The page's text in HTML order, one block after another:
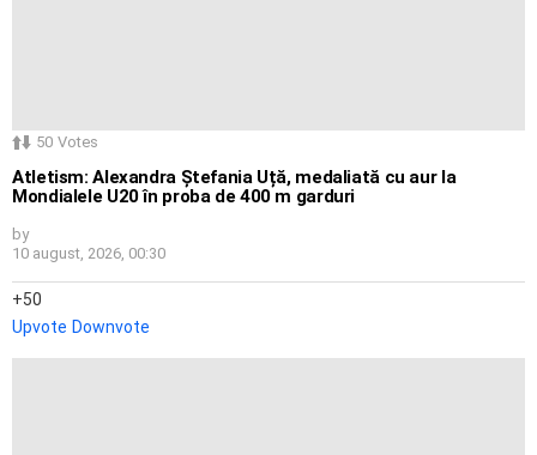
50 Votes
Atletism: Alexandra Ștefania Uță, medaliată cu aur la
Mondialele U20 în proba de 400 m garduri
by
10 august, 2026, 00:30
50
Upvote Downvote